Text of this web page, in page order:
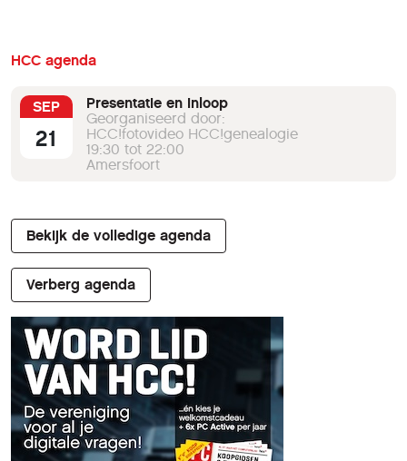
HCC agenda
SEP
21
Presentatie en inloop
Georganiseerd door:
HCC!fotovideo HCC!genealogie
19:30 tot 22:00
Amersfoort
Bekijk de volledige agenda
Verberg agenda